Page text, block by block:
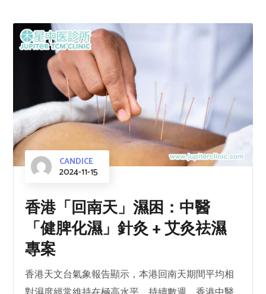
CANDICE
2024-11-15
香港「回南天」濕困：中醫
「健脾化濕」針灸 + 艾灸祛濕
專案
香港天文台氣象報告顯示，本港回南天期間平均相